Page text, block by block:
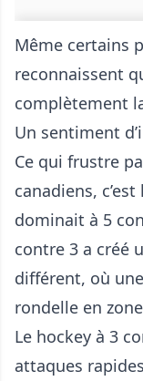
Même certains
reconnaissent
complètement
Un sentiment
Ce qui frustre
canadiens,
dominait à 5
contre 3 a créé
différent, où
rondelle en
Le hockey à 3
attaques